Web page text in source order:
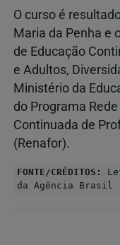
O curso é
Maria da Penha e
de Educação
e Adultos,
Ministério da
do Programa
Continuada de
(Renafor).
FONTE/CRÉDITOS:
da Agência Brasil